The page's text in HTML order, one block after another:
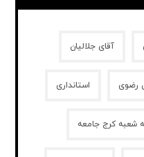
آقای جلالیان
رضوی استانداری
شعبه کرج جامعه